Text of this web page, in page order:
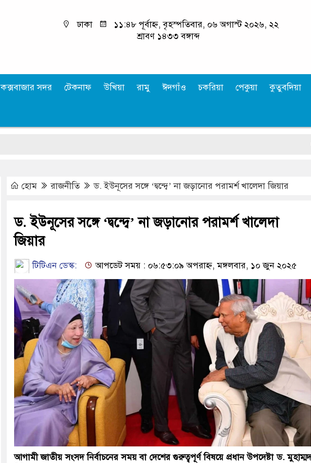
ঢাকা
১১:৪৮ পূর্বাহ্ন, বৃহস্পতিবার, ০৬ অগাস্ট ২০২৬, ২২
শ্রাবণ ১৪৩৩ বঙ্গাব্দ
কক্সবাজার সদর টেকনাফ উখিয়া রামু ঈদগাঁও চকরিয়া পেকুয়া কুতুবদিয়া
ভারি
হোম রাজনীতি ড. ইউনূসের সঙ্গে ‘দ্বন্দ্বে’ না জড়ানোর পরামর্শ খালেদা জিয়ার
ড. ইউনূসের সঙ্গে ‘দ্বন্দ্বে’ না জড়ানোর পরামর্শ খালেদা
জিয়ার
টিটিএন ডেস্ক: আপডেট সময় : ০৬:৫৩:০৯ অপরাহ্ন, মঙ্গলবার, ১০ জুন ২০২৫
আগামী জাতীয় সংসদ নির্বাচনের সময় বা দেশের গুরুত্বপূর্ণ বিষয়ে প্রধান উপদেষ্টা ড. মুহাম্মদ